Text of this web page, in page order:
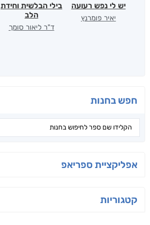
חפש בחנות
אפליקציית ספריאפ
קטגוריות
יש לי נפש רעועה
יאיר פומרנץ
בילי הבלשית וחידת
הלב
ד"ר ליאור סומך